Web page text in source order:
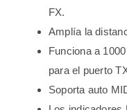
FX.
Amplía la
Funciona a
para el puerto
Soporta auto